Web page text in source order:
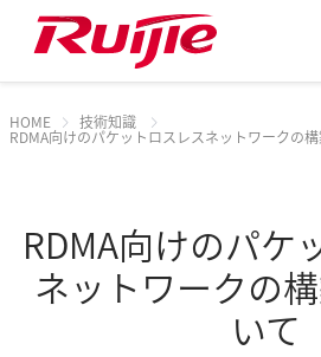
HOME 技術知識
RDMA向けのパケットロスレスネットワークの
RDMA向けのパケ
ネットワークの
いて